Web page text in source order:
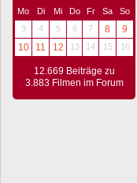
Mo Di Mi Do Fr Sa
So
3
4 5 6 7 8
9
10
11 12 13 14 15 16
12.669 Beiträge zu
3.883 Filmen im Forum